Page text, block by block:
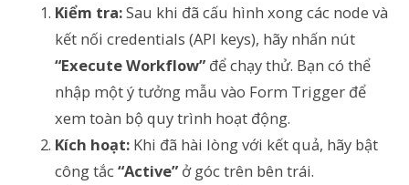
Kiểm tra:Sau khi đã cấu hình xong các node và
kết nối credentials (API keys), hãy nhấn nút
“Execute Workflow” để chạy thử. Bạn có thể
nhập một ý tưởng mẫu vào Form Trigger để
xem toàn bộ quy trình hoạt động.
Kích hoạt: Khi đã hài lòng với kết quả, hãy bật
công tắc“Active” ở góc trên bên trái.